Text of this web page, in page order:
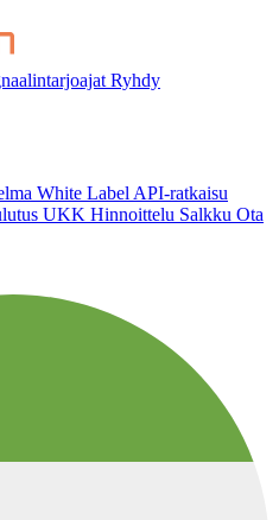
Ryhdy
White Label API-ratkaisu
UKK Hinnoittelu Salkku Ota